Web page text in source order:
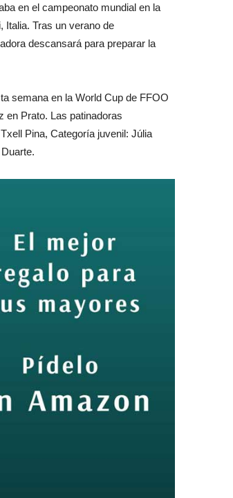
en el campeonato mundial en la
Italia. Tras un verano de
descansará para preparar la
semana en la World Cup de FFOO
en Prato. Las patinadoras
Pina, Categoría juvenil: Júlia